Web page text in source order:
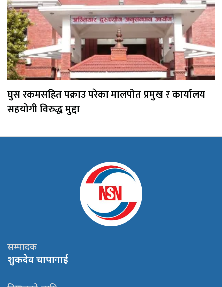
घुस रकमसहित पक्राउ परेका मालपोत प्रमुख र कार्यालय
सहयोगी विरुद्ध मुद्दा
सम्पादक
शुकदेव चापागाई